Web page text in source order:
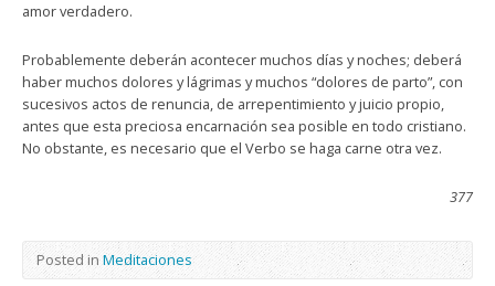
amor verdadero.
Probablemente deberán acontecer muchos días y noches; deberá
haber muchos dolores y lágrimas y muchos “dolores de parto”, con
sucesivos actos de renuncia, de arrepentimiento y juicio propio,
antes que esta preciosa encarnación sea posible en todo cristiano.
No obstante, es necesario que el Verbo se haga carne otra vez.
377
Posted in Meditaciones